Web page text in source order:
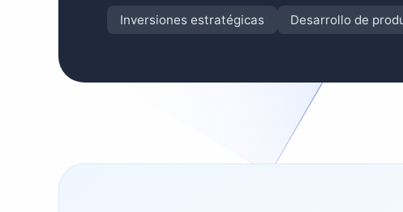
Inversiones estratégicas Desarrollo de